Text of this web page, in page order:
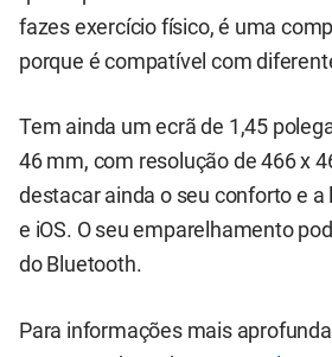
fazes exercício físico, é uma
porque é compatível com
Tem ainda um ecrã de 1,45
46 mm, com resolução de 466 x
destacar ainda o seu conforto e a
e iOS. O seu emparelhamento
do Bluetooth.
Para informações mais